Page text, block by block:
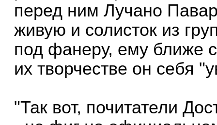
перед ним Лучано
живую и солисток из
под фанеру, ему ближе
их творчестве он себя
"Так вот, почитатели